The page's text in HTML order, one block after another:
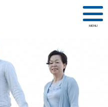
MENU